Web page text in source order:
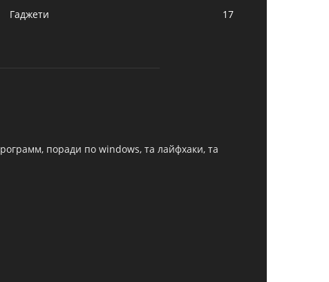
Гаджети
17
поради по windows, та лайфхаки, та